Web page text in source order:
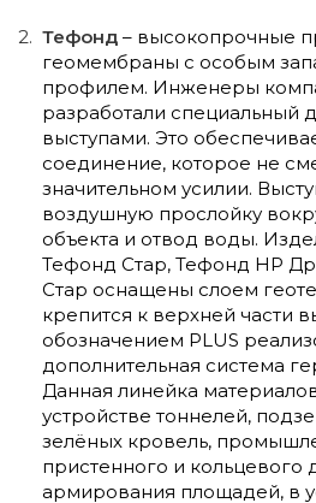
Тефонд – высокопрочные
геомембраны с особым
профилем. Инженеры
разработали специальный
выступами. Это
соединение, которое не
значительном усилии.
воздушную прослойку
объекта и отвод воды.
Тефонд Стар, Тефонд НР
Стар оснащены слоем
крепится к верхней части
обозначением PLUS
дополнительная система
Данная линейка
устройстве тоннелей,
зелёных кровель,
пристенного и кольцевого
армирования площадей, в